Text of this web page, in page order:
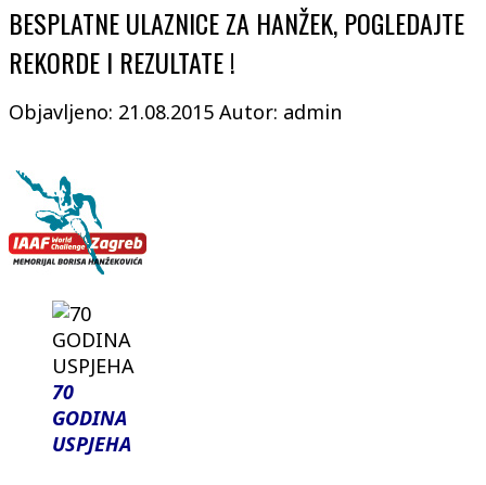
BESPLATNE ULAZNICE ZA HANŽEK, POGLEDAJTE
REKORDE I REZULTATE !
Objavljeno: 21.08.2015 Autor: admin
70
GODINA
USPJEHA